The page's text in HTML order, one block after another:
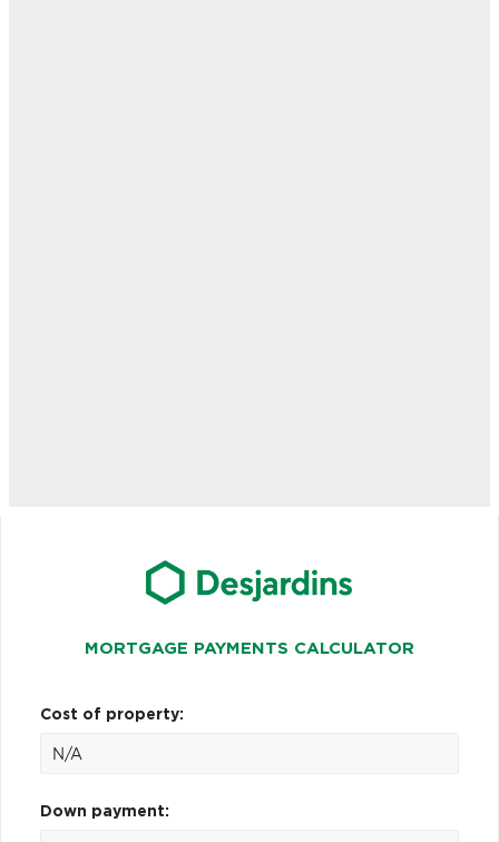
MORTGAGE PAYMENTS CALCULATOR
Cost of property:
Down payment: